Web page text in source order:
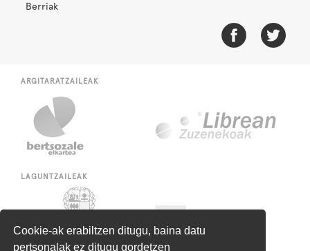
Cookie-ak erabiltzen ditugu, baina datu
pertsonalak ez ditugu gordetzen
Berriak
ARGITARATZAILEAK
LAGUNTZAILEAK